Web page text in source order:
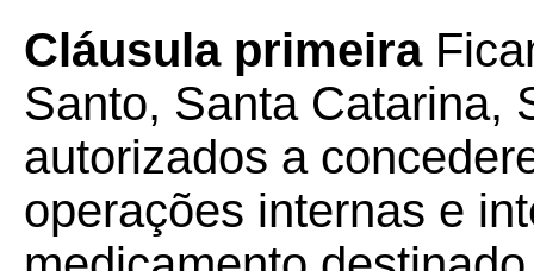
Cláusula primeira
Santo, Santa Catarina,
autorizados a
operações internas e